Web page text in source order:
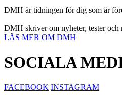
DMH är tidningen för dig som är
DMH skriver om nyheter, tester och
LÄS MER OM DMH
SOCIALA
FACEBOOK INSTAGRAM